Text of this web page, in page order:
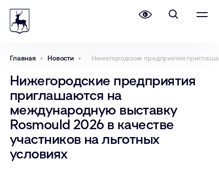
Главная Новости Нижегородские предприятия
Нижегородские предприятия
приглашаются на
международную выставку
Rosmould 2026 в качестве
участников на льготных
условиях